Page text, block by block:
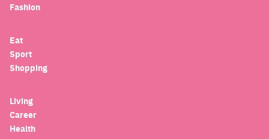
Search
Fashion
Eat
Sport
Shopping
Living
Career
Health